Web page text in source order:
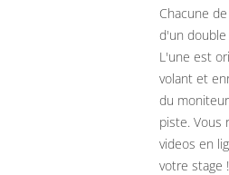
Chacune
d'un
L'une est
volant et
du
piste. Vous
videos en
votre stage !